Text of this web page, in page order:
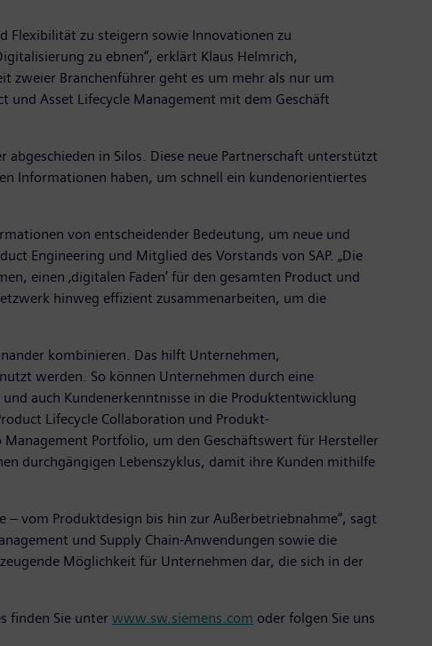
Flexibilität zu steigern sowie Innovationen zu
zu ebnen“, erklärt Klaus Helmrich,
zweier Branchenführer geht es um mehr als nur um
und Asset Lifecycle Management mit dem Geschäft
in Silos. Diese neue Partnerschaft unterstützt
Informationen haben, um schnell ein kundenorientiertes
von entscheidender Bedeutung, um neue und
Engineering und Mitglied des Vorstands von SAP. „Die
einen ‚digitalen Faden’ für den gesamten Product und
hinweg effizient zusammenarbeiten, um die
kombinieren. Das hilft Unternehmen,
werden. So können Unternehmen durch eine
auch Kundenerkenntnisse in die Produktentwicklung
Lifecycle Collaboration und Produkt-
Portfolio, um den Geschäftswert für Hersteller
durchgängigen Lebenszyklus, damit ihre Kunden mithilfe
– vom Produktdesign bis hin zur Außerbetriebnahme“, sagt
und Supply Chain-Anwendungen sowie die
Möglichkeit für Unternehmen dar, die sich in der
finden Sie unter www.sw.siemens.com oder folgen Sie uns